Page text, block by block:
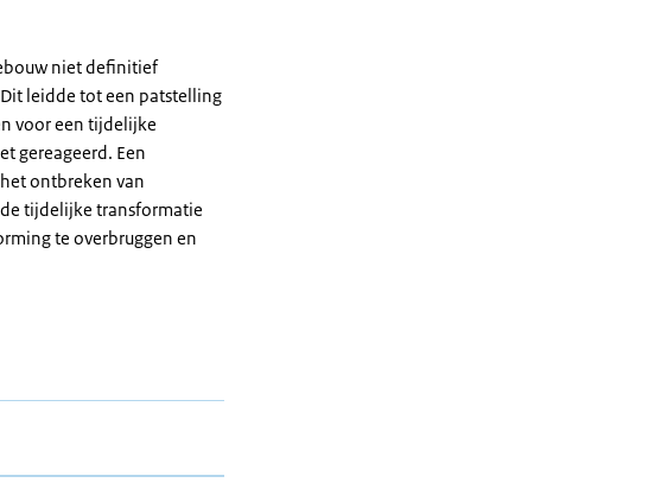
niet definitief
leidde tot een patstelling
voor een tijdelijke
gereageerd. Een
ontbreken van
tijdelijke transformatie
te overbruggen en